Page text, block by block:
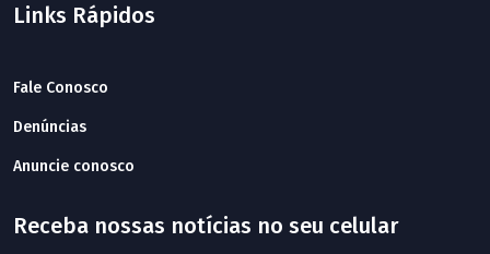
Links Rápidos
Fale Conosco
Denúncias
Anuncie conosco
Receba nossas notícias no seu celular